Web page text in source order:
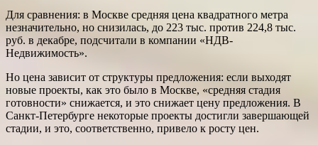
Для сравнения: в Москве средняя цена квадратного метра
незначительно, но снизилась, до 223 тыс. против 224,8 тыс.
руб. в декабре, подсчитали в компании «НДВ-
Недвижимость».
Но цена зависит от структуры предложения: если выходят
новые проекты, как это было в Москве, «средняя стадия
готовности» снижается, и это снижает цену предложения. В
Санкт-Петербурге некоторые проекты достигли завершающей
стадии, и это, соответственно, привело к росту цен.